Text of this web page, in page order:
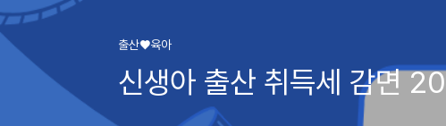
출산♥육아
신생아 출산 취득세 감면